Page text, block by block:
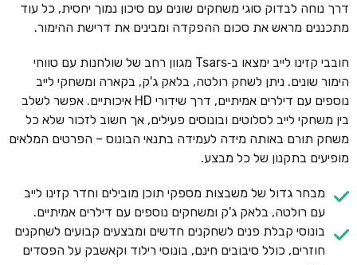
דרך נוחה לבדוק סוגי משחקים שונים עם סיכון נמוך יחסית, כל עוד
מתכננים מראש את סכום ההפקדה ומבינים את דרישת ההימור.
חובבי קזינו לייב ימצאו ב‑Tsars מגוון רחב של שולחנות עם טווחי
הימור שונים. ניתן לשחק רולטה, בלאק ג'ק, בקארה ומשחקי לייב
נוספים עם דילרים אמיתיים, דרך שידורי HD איכותיים. אפשר לשלב
בין משחקי לייב לסלוטים ובונוסים פעילים, אך חשוב לזכור שלא כל
משחק תורם באותה מידה לעמידה בתנאי הבונוס – הפרטים המלאים
מופיעים בתקנון של כל מבצע.
מבחר גדול של משבצות מספקי תוכן מובילים וחדר קזינו לייב
עם רולטה, בלאק ג'ק ומשחקים נוספים עם דילרים אמיתיים.
בונוסי קבלת פנים לשחקנים חדשים ומבצעים קבועים לשחקנים
חוזרים, כולל סיבובים חינם, בונוסי רילוד וקאשבק על הפסדים